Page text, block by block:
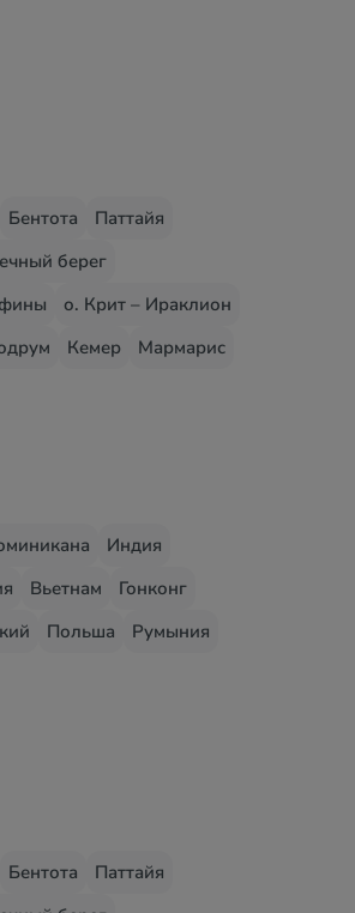
Бентота
Паттайя
берег
о. Крит – Ираклион
Кемер Мармарис
Индия
Вьетнам
Гонконг
Польша
Румыния
Бентота
Паттайя